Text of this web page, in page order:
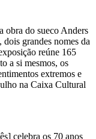
obra do sueco Anders
grandes nomes da
reúne 165
a si mesmos, os
extremos e
na Caixa Cultural
celebra os 70 anos